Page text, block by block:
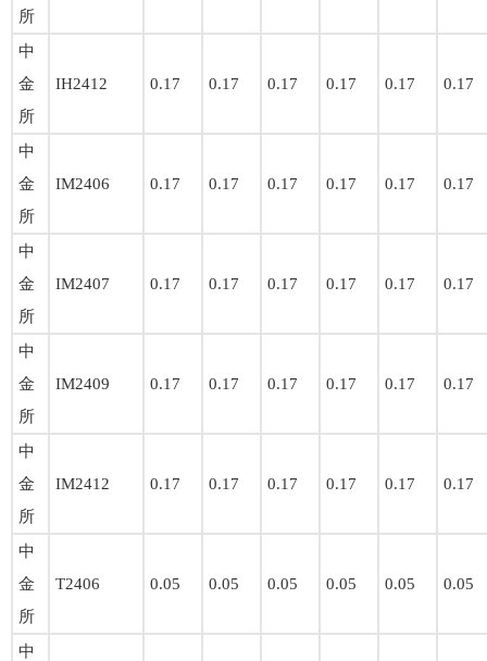
所
中
金
所
IH2412 0.17 0.17 0.17 0.17 0.17 0.17
中
金
所
IM2406 0.17 0.17 0.17 0.17 0.17 0.17
中
金
所
IM2407 0.17 0.17 0.17 0.17 0.17 0.17
中
金
所
IM2409 0.17 0.17 0.17 0.17 0.17 0.17
中
金
所
IM2412 0.17 0.17 0.17 0.17 0.17 0.17
中
金
所
T2406 0.05 0.05 0.05 0.05 0.05 0.05
中